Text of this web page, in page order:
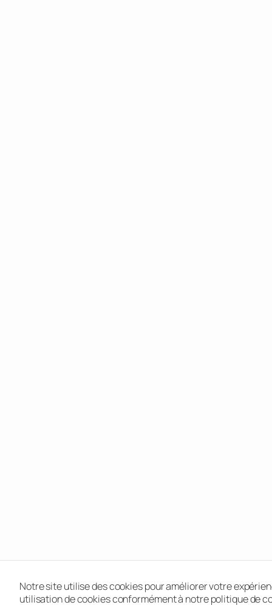
Notre site utilise des cookies pour améliorer votre
utilisation de cookies conformément à notre politique de